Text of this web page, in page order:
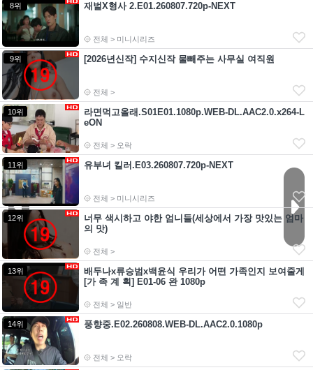
8위 재벌X형사 2.E01.260807.720p-NEXT
전체 > 미니시리즈
9위 [2026년신작] 수지신작 물빼주는 사무실 여직원
전체 >
10위
라면먹고올래.S01E01.1080p.WEB-DL.AAC2.0.x264-L
eON
전체 > 오락
11위 유부녀 킬러.E03.260807.720p-NEXT
전체 > 미니시리즈
12위
너무 색시하고 야한 엄니들(세상에서 가장 맛있는 엄마
의 맛)
전체 >
13위
배두나x류승범x백윤식 우리가 어떤 가족인지 보여줄게
[가 족 계 획] E01-06 완 1080p
전체 > 일반
14위 풍향중.E02.260808.WEB-DL.AAC2.0.1080p
전체 > 오락